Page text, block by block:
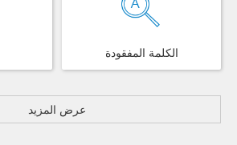
الكلمة المفقودة
عرض المزيد